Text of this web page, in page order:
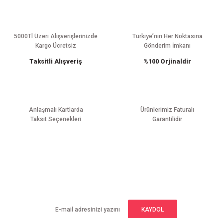
Ürün bilgilerinde hatalar bulunuyor.
Ürün fiyatı diğer sitelerden daha pahalı.
Bu ürüne benzer farklı alternatifler olmalı.
5000Tl Üzeri Alışverişlerinizde
Kargo Ücretsiz
Türkiye’nin Her Noktasına
Gönderim İmkanı
Taksitli Alışveriş
Anlaşmalı Kartlarda
Taksit Seçenekleri
%100 Orjinaldir
Ürünlerimiz Faturalı
Garantilidir
KAYDOL